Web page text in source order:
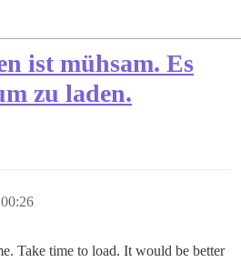
ist mühsam. Es
zu laden.
Take time to load. It would be better